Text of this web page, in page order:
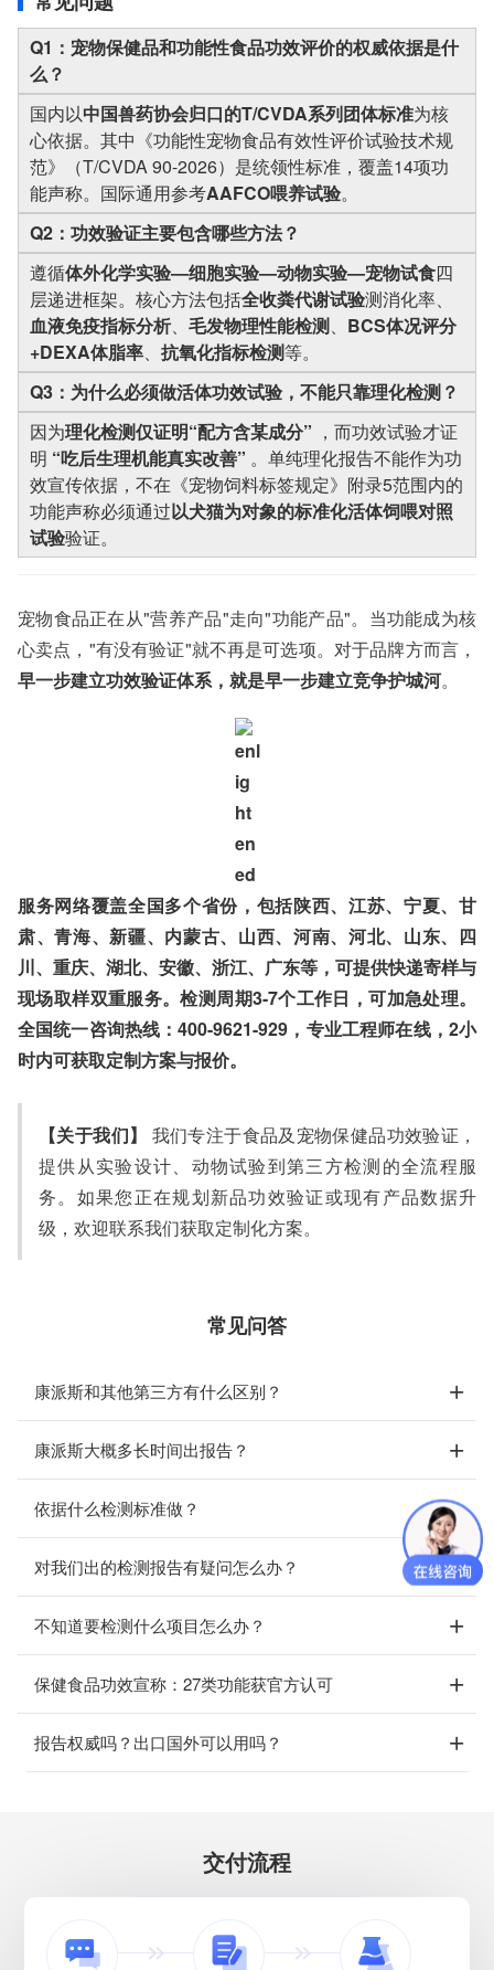
Q1：宠物保健品和功能性食品功效评价的权威依据是什
么？
国内以中国兽药协会归口的T/CVDA系列团体标准为核
心依据。其中《功能性宠物食品有效性评价试验技术规
范》（T/CVDA 90-2026）是统领性标准，覆盖14项功
能声称。国际通用参考AAFCO喂养试验。
Q2：功效验证主要包含哪些方法？
遵循体外化学实验—细胞实验—动物实验—宠物试食四
层递进框架。核心方法包括全收粪代谢试验测消化率、
血液免疫指标分析、 毛发物理性能检测、 BCS体况评分
+DEXA体脂率、 抗氧化指标检测等。
Q3：为什么必须做活体功效试验，不能只靠理化检测？
因为理化检测仅证明“配方含某成分” ，而功效试验才证
明 “吃后生理机能真实改善” 。单纯理化报告不能作为功
效宣传依据，不在《宠物饲料标签规定》附录5范围内的
功能声称必须通过以犬猫为对象的标准化活体饲喂对照
试验验证。
宠物食品正在从"营养产品"走向"功能产品"。当功能成为核
心卖点，"有没有验证"就不再是可选项。对于品牌方而言，
早一步建立功效验证体系，就是早一步建立竞争护城河。
服务网络覆盖全国多个省份，包括陕西、江苏、宁夏、甘
肃、青海、新疆、内蒙古、山西、河南、河北、山东、四
川、重庆、湖北、安徽、浙江、广东等，可提供快递寄样与
现场取样双重服务。检测周期3-7个工作日，可加急处理。
全国统一咨询热线：400-9621-929，专业工程师在线，2小
时内可获取定制方案与报价。
【关于我们】
我们专注于食品及宠物保健品功效验证，
提供从实验设计、动物试验到第三方检测的全流程服
务。如果您正在规划新品功效验证或现有产品数据升
级，欢迎联系我们获取定制化方案。
常见问答
康派斯和其他第三方有什么区别？
康派斯大概多长时间出报告？
依据什么检测标准做？
对我们出的检测报告有疑问怎么办？
不知道要检测什么项目怎么办？
保健食品功效宣称：27类功能获官方认可
报告权威吗？出口国外可以用吗？
交付流程